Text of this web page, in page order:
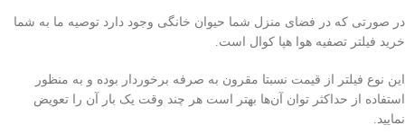
در صورتی که در فضای منزل شما حیوان خانگی وجود دارد توصیه ما به شما
خرید فیلتر تصفیه هوا هپا کوال است.
این نوع فیلتر از قیمت نسبتا مقرون به صرفه برخوردار بوده و به منظور
استفاده از حداکثر توان آن‌ها بهتر است هر چند وقت یک بار آن را تعویض
نمایید.